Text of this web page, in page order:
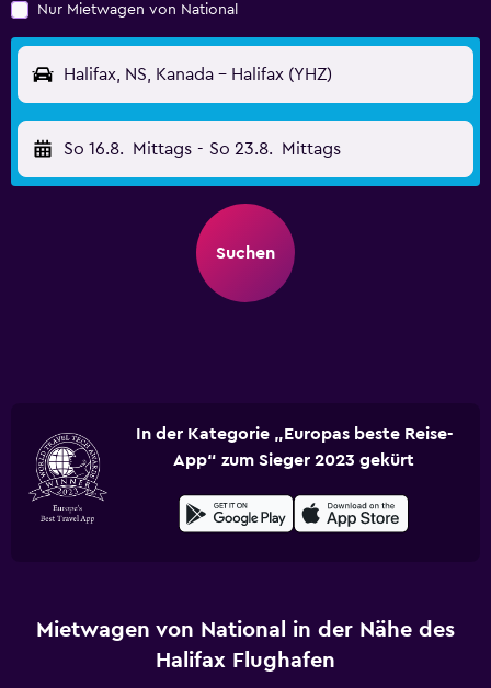
Nur Mietwagen von National
Halifax, NS, Kanada - Halifax (YHZ)
So 16.8. Mittags - So 23.8. Mittags
Suchen
In der Kategorie „Europas beste Reise-
App“ zum Sieger 2023 gekürt
Mietwagen von National in der Nähe des
Halifax Flughafen